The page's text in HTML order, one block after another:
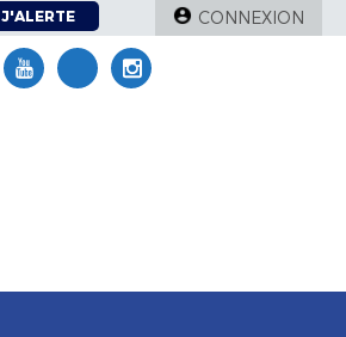
J'ALERTE CONNEXION